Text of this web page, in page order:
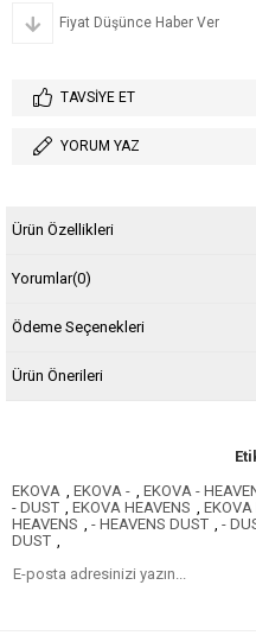
Fiyat Düşünce Haber Ver
TAVSIYE ET
YORUM YAZ
Ürün Özellikleri
Yorumlar(0)
Ödeme Seçenekleri
Ürün Önerileri
EKOVA , EKOVA - , EKOVA -
- DUST , EKOVA HEAVENS , EKOVA
HEAVENS , - HEAVENS DUST , -
DUST ,